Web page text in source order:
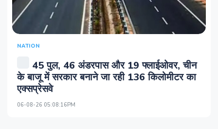
NATION
45 पुल, 46 अंडरपास और 19 फ्लाईओवर, चीन
के बाजू में सरकार बनाने जा रही 136 किलोमीटर का
एक्सप्रेसवे
06-08-26 05:08:16PM